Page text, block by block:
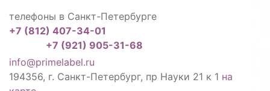
телефоны в Санкт-Петербурге
+7 (812) 407-34-01
+7 (921) 905-31-68
info@primelabel.ru
194356, г. Санкт-Петербург, пр Науки 21 к 1 на